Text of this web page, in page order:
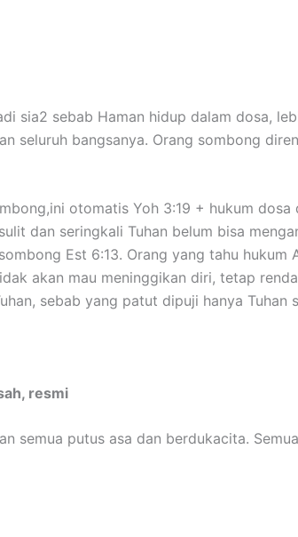
sia2 sebab Haman hidup dalam dosa,
seluruh bangsanya. Orang sombong
otomatis Yoh 3:19 + hukum
dan seringkali Tuhan belum bisa
Est 6:13. Orang yang tahu
akan mau meninggikan diri, tetap
sebab yang patut dipuji hanya Tuhan
resmi
semua putus asa dan berdukacita.